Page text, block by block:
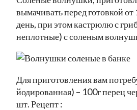
вымачивать перед готовкой
день, при этом кастрюлю с
неплотные) с соленым
Для приготовления вам
йодированная) – 100г перец
шт. Рецепт :